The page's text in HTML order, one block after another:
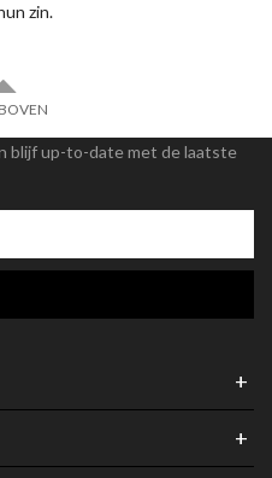
zin.
blijf up-to-date met de laatste
+
+